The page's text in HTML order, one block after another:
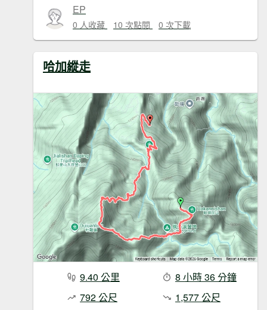
EP
0 人收藏 10 次點閱 0 次下載
哈加縱走
9.40 公里
8 小時 36 分鐘
792 公尺
1,577 公尺